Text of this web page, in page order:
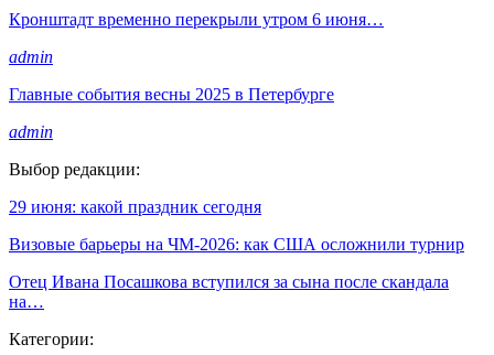
Кронштадт временно перекрыли утром 6 июня…
admin
Главные события весны 2025 в Петербурге
admin
Выбор редакции:
29 июня: какой праздник сегодня
Визовые барьеры на ЧМ-2026: как США осложнили турнир
Отец Ивана Посашкова вступился за сына после скандала
на…
Категории: